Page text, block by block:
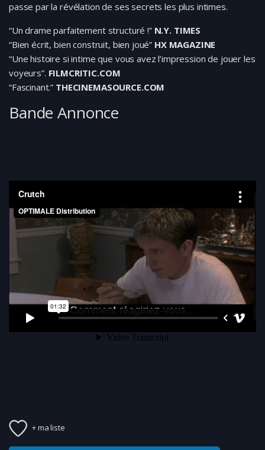
+ ma liste
passe par la révélation de ses secrets les plus intimes.
“Un drame parfaitement structuré !” N.Y. TIMES
“Bien écrit, bien construit, bien joué” HX MAGAZINE
“Une histoire si intime que vous avez l’impression de jouer les
voyeurs”. FILMCRITIC.COM
“Fascinant.” THECINEMASOURCE.COM
Bande Annonce